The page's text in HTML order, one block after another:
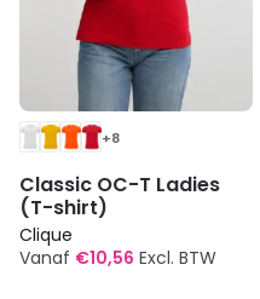
+8
Classic OC-T Ladies
(T-shirt)
Clique
Vanaf €10,56 Excl. BTW